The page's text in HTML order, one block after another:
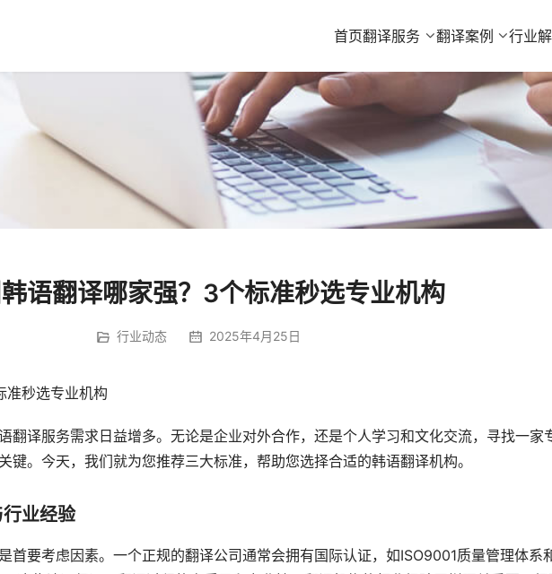
首页翻译服务 翻译案例 行业
语翻译哪家强？3个标准秒选专业机构
行业动态 2025年4月25日
准秒选专业机构
翻译服务需求日益增多。无论是企业对外合作，还是个人学习和文化交流，寻找一家
键。今天，我们就为您推荐三大标准，帮助您选择合适的韩语翻译机构。
业经验
首要考虑因素。一个正规的翻译公司通常会拥有国际认证，如ISO9001质量管理体系